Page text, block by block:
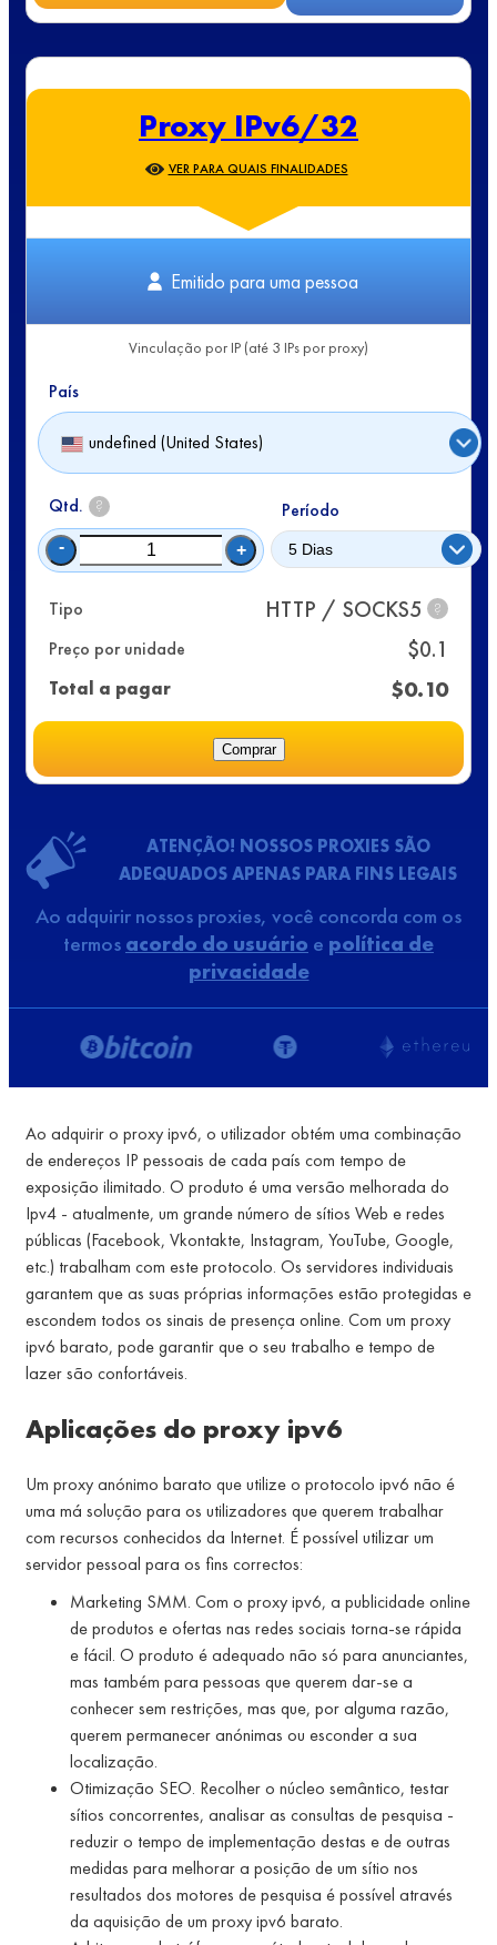
Proxy IPv6/32
VER PARA QUAIS FINALIDADES
Emitido para uma pessoa
Vinculação por IP (até 3 IPs por proxy)
País
undefined (United States)
Qtd. ?
- +
Período
Tipo HTTP / SOCKS5 ?
Preço por unidade $0.1
Total a pagar $0.10
Comprar
ATENÇÃO! NOSSOS PROXIES SÃO
ADEQUADOS APENAS PARA FINS LEGAIS
Ao adquirir nossos proxies, você concorda com os
termos acordo do usuário e política de
privacidade
Ao adquirir o proxy ipv6, o utilizador obtém uma combinação
de endereços IP pessoais de cada país com tempo de
exposição ilimitado. O produto é uma versão melhorada do
Ipv4 - atualmente, um grande número de sítios Web e redes
públicas (Facebook, Vkontakte, Instagram, YouTube, Google,
etc.) trabalham com este protocolo. Os servidores individuais
garantem que as suas próprias informações estão protegidas e
escondem todos os sinais de presença online. Com um proxy
ipv6 barato, pode garantir que o seu trabalho e tempo de
lazer são confortáveis.
Aplicações do proxy ipv6
Um proxy anónimo barato que utilize o protocolo ipv6 não é
uma má solução para os utilizadores que querem trabalhar
com recursos conhecidos da Internet. É possível utilizar um
servidor pessoal para os fins correctos:
Marketing SMM. Com o proxy ipv6, a publicidade online
de produtos e ofertas nas redes sociais torna-se rápida
e fácil. O produto é adequado não só para anunciantes,
mas também para pessoas que querem dar-se a
conhecer sem restrições, mas que, por alguma razão,
querem permanecer anónimas ou esconder a sua
localização.
Otimização SEO. Recolher o núcleo semântico, testar
sítios concorrentes, analisar as consultas de pesquisa -
reduzir o tempo de implementação destas e de outras
medidas para melhorar a posição de um sítio nos
resultados dos motores de pesquisa é possível através
da aquisição de um proxy ipv6 barato.